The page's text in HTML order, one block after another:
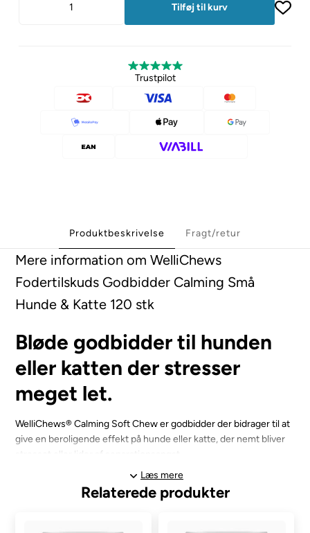
Trustpilot
Produktbeskrivelse Fragt/retur
Mere information om WelliChews
Fodertilskuds Godbidder Calming Små
Hunde & Katte 120 stk
Bløde godbidder til hunden
eller katten der stresser
meget let.
WelliChews® Calming Soft Chew er godbidder der bidrager til at
give en beroligende effekt på hunde eller katte, der nemt bliver
stresset eller lider af separationsangst.
Formuleret med L-tryptophan for at booste serotonin, L-arginin
til produktion af nitrogenoxid og passion og kamilleblomst til at
lindring af stress, adskillelse eller rejseangst.
Læs mere
Relaterede produkter